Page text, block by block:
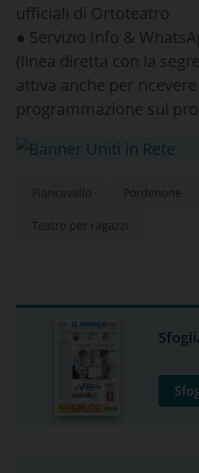
ufficiali di Ortoteatro
● Servizio Info &
(linea diretta con la
attiva anche per ricevere
programmazione sul
Piancavallo Pordenone
Teatro per ragazzi